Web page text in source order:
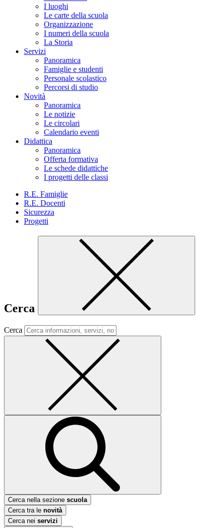
I luoghi
Le carte della scuola
Organizzazione
I numeri della scuola
La Storia
Servizi
Panoramica
Famiglie e studenti
Personale scolastico
Percorsi di studio
Novità
Panoramica
Le notizie
Le circolari
Calendario eventi
Didattica
Panoramica
Offerta formativa
Le schede didattiche
I progetti delle classi
R.E. Famiglie
R.E. Docenti
Sicurezza
Progetti
Cerca
Cerca
Cerca nella sezione scuola
Cerca tra le novità
Cerca nei servizi